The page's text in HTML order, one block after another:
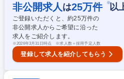
は、簡便化が進む市場での業務用事業の
は、大手スーパーや外食チェーンに対し
るNB・PB商品を提案し具現化すること
込む活動が求められ、目標は顧客の課
やモノづくりの核を担えます。 募集職種 【半田】大手スーパー・総菜向
けの商品企画★フレックス・在宅有
非公開求人 は25万件 ※以
ご登録いただくと、約25万件の
非公開求人からご希望に沿った
求人をご紹介します。
※2026年3月31日時点 ※求人数＝採用予定人数
登録して求人を紹介してもらう